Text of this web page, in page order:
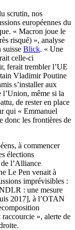
scrutin, nos
européennes du
« Macron joue le
risqué) », analyse
Blick. « Une
celle-ci
ferait trembler l’UE
Vladimir Poutine
s’installer aux
l’Union, même si la
de rester en place
qui « Emmanuel
donc les frontières de
à commencer
élections
l’Alliance
Le Pen venait à
imprévisibles :
: une mesure
2017], à l’OTAN
», alerte de